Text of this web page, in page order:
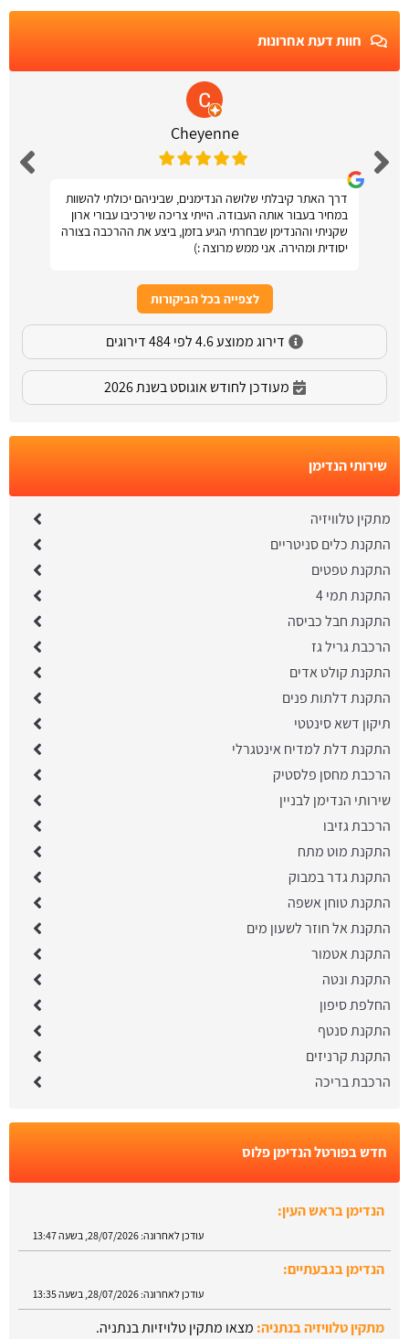
חוות דעת אחרונות
Cheyenne
דרך האתר קיבלתי שלושה הנדימנים, שביניהם יכולתי להשוות
במחיר בעבור אותה העבודה. הייתי צריכה שירכיבו עבורי ארון
שקניתי וההנדימן שבחרתי הגיע בזמן, ביצע את ההרכבה בצורה
יסודית ומהירה. אני ממש מרוצה :)
לצפייה בכל הביקורות
דירוג ממוצע 4.6 לפי 484 דירוגים
מעודכן לחודש אוגוסט בשנת 2026
שירותי הנדימן
מתקין טלוויזיה
התקנת כלים סניטריים
התקנת טפטים
התקנת תמי 4
התקנת חבל כביסה
הרכבת גריל גז
התקנת קולט אדים
התקנת דלתות פנים
תיקון דשא סינטטי
התקנת דלת למדיח אינטגרלי
הרכבת מחסן פלסטיק
שירותי הנדימן לבניין
הרכבת גזיבו
התקנת מוט מתח
התקנת גדר במבוק
התקנת טוחן אשפה
התקנת אל חוזר לשעון מים
התקנת אטמור
התקנת ונטה
החלפת סיפון
התקנת סנטף
התקנת קרניזים
הרכבת בריכה
חדש בפורטל הנדימן פלוס
הנדימן בגבעתיים:
עודכן לאחרונה: 28/07/2026, בשעה 13:35
מתקין טלוויזיה בנתניה:
עודכן לאחרונה: 28/07/2026, בשעה 13:29
מתקין טלויזיה בתל אביב: